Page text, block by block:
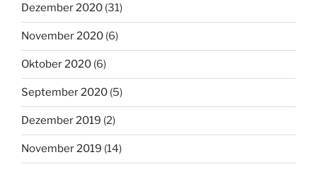
Dezember 2020 (31)
November 2020 (6)
Oktober 2020 (6)
September 2020 (5)
Dezember 2019 (2)
November 2019 (14)